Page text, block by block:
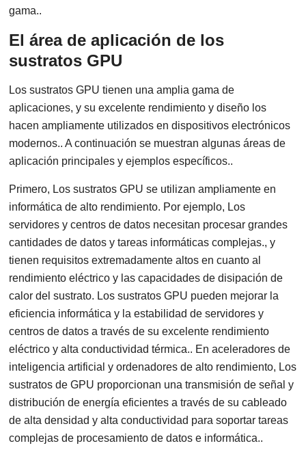
gama..
El área de aplicación de los
sustratos GPU
Los sustratos GPU tienen una amplia gama de
aplicaciones, y su excelente rendimiento y diseño los
hacen ampliamente utilizados en dispositivos electrónicos
modernos.. A continuación se muestran algunas áreas de
aplicación principales y ejemplos específicos..
Primero, Los sustratos GPU se utilizan ampliamente en
informática de alto rendimiento. Por ejemplo, Los
servidores y centros de datos necesitan procesar grandes
cantidades de datos y tareas informáticas complejas., y
tienen requisitos extremadamente altos en cuanto al
rendimiento eléctrico y las capacidades de disipación de
calor del sustrato. Los sustratos GPU pueden mejorar la
eficiencia informática y la estabilidad de servidores y
centros de datos a través de su excelente rendimiento
eléctrico y alta conductividad térmica.. En aceleradores de
inteligencia artificial y ordenadores de alto rendimiento, Los
sustratos de GPU proporcionan una transmisión de señal y
distribución de energía eficientes a través de su cableado
de alta densidad y alta conductividad para soportar tareas
complejas de procesamiento de datos e informática..